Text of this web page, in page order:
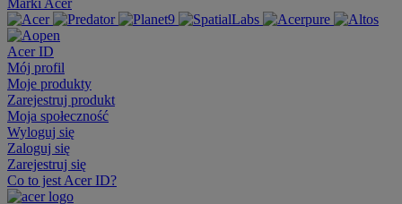
Marki Acer
Acer ID
Mój profil
Moje produkty
Zarejestruj produkt
Moja społeczność
Wyloguj się
Zaloguj się
Zarejestruj się
Co to jest Acer ID?